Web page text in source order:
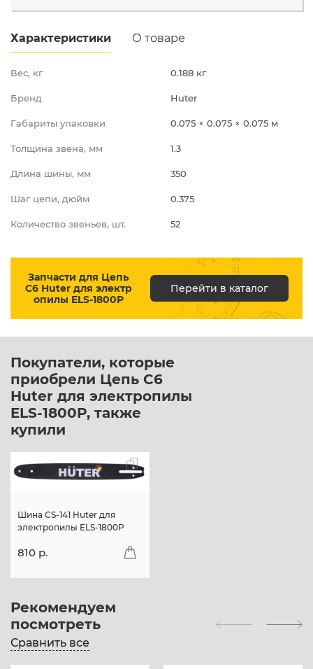
Характеристики О товаре
Вес, кг 0.188 кг
Бренд Huter
Габариты упаковки 0.075 × 0.075 × 0.075 м
Толщина звена, мм 1.3
Длина шины, мм 350
Шаг цепи, дюйм 0.375
Количество звеньев, шт. 52
Запчасти для Цепь
C6 Huter для электр
опилы ELS-1800P
Перейти в каталог
Покупатели, которые
приобрели Цепь C6
Huter для электропилы
ELS-1800P, также
купили
Шина CS-141 Huter для
электропилы ELS-1800P
810 p.
Рекомендуем
посмотреть
Сравнить все